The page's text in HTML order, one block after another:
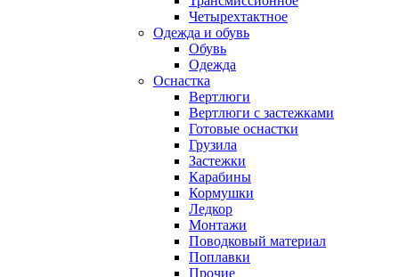
Четырехтактное
Одежда и обувь
Обувь
Одежда
Оснастка
Вертлюги
Вертлюги с застежками
Готовые оснастки
Грузила
Застежки
Карабины
Кормушки
Ледкор
Монтажи
Поводковый материал
Поплавки
Прочие